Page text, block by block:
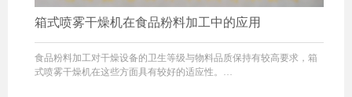
箱式喷雾干燥机在食品粉料加工中的应用
食品粉料加工对干燥设备的卫生等级与物料品质保持有较高要求，箱
式喷雾干燥机在这些方面具有较好的适应性。…